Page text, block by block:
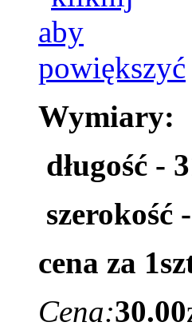
Wymiary:
długość -
szerokość
cena za
Cena:30.00